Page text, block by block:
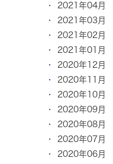
2021年04月
2021年03月
2021年02月
2021年01月
2020年12月
2020年11月
2020年10月
2020年09月
2020年08月
2020年07月
2020年06月